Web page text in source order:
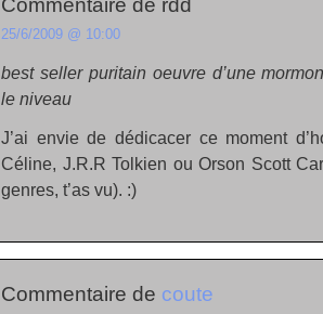
Commentaire de rdd
25/6/2009 @ 10:00
best seller puritain oeuvre d’une
le niveau
J’ai envie de dédicacer ce moment
Céline, J.R.R Tolkien ou Orson Scott
genres, t’as vu). :)
Commentaire de coute